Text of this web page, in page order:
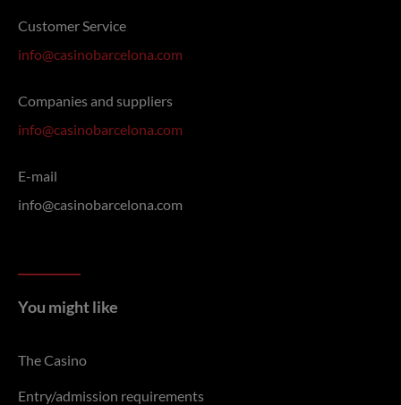
Customer Service
info@casinobarcelona.com
Companies and suppliers
info@casinobarcelona.com
E-mail
info@casinobarcelona.com
You might like
The Casino
Entry/admission requirements